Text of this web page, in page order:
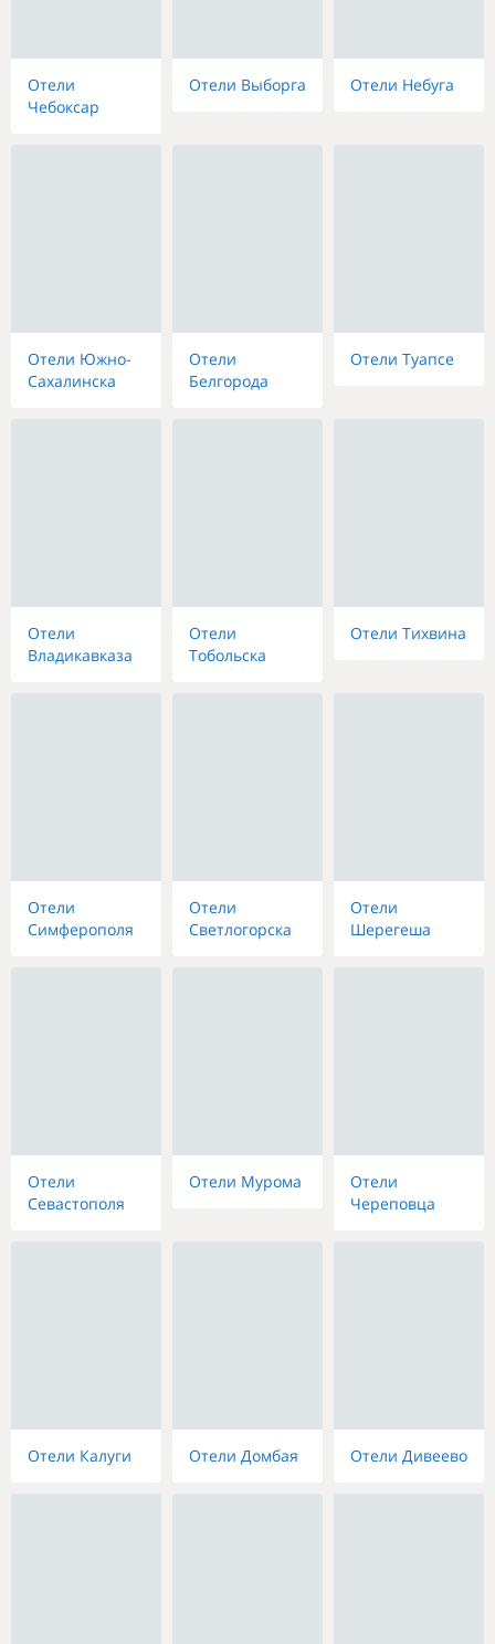
Отели
Чебоксар
Отели Выборга Отели Небуга
Отели Южно-
Сахалинска
Отели
Белгорода
Отели Туапсе
Отели
Владикавказа
Отели
Тобольска
Отели Тихвина
Отели
Симферополя
Отели
Светлогорска
Отели
Шерегеша
Отели
Севастополя
Отели Мурома
Отели
Череповца
Отели Калуги Отели Домбая Отели Дивеево